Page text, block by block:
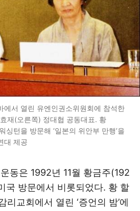
에서 열린 유엔인권소위원회에 참석한
재(오른쪽) 정대협 공동대표. 황
싱턴을 방문해 ‘일본의 위안부 만행’을
대 제공
동은 1992년 11월 황금주(192
국 방문에서 비롯되었다. 황 할
리교회에서 열린 ‘증언의 밤’에